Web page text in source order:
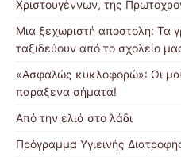
Χριστουγέννων, της
Μια ξεχωριστή αποστολή: Τα
ταξιδεύουν από το σχολείο
«Ασφαλώς κυκλοφορώ»: Οι
παράξενα σήματα!
Από την ελιά στο λάδι
Πρόγραμμα Υγιεινής